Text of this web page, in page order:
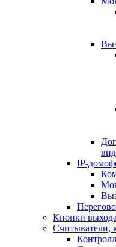
IP-
Кнопки выхода
Считыватели,